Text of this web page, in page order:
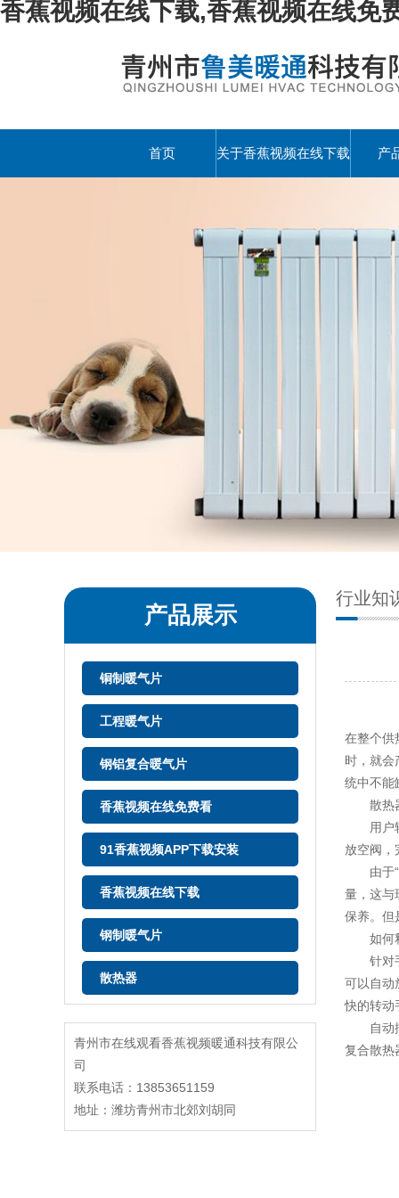
香蕉视频在线下载,香蕉视频在线免
首页 关于香蕉视频在线下载 产
产品展示
铜制暖气片
工程暖气片
钢铝复合暖气片
香蕉视频在线免费看
91香蕉视频APP下载安装
香蕉视频在线下载
钢制暖气片
散热器
青州市在线观看香蕉视频暖通科技有限公
司
联系电话：13853651159
地址：潍坊青州市北郊刘胡同
行业知
在整个供
时，就会
统中不能
散热器
用户轻
放空阀，
由于“
量，这与
保养。但
如何释
针对手
可以自动
快的转动
自动排
复合散热